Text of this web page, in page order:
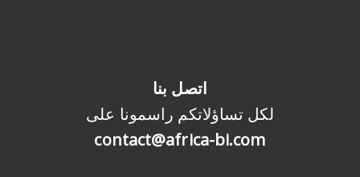
اتصل بنا
لكل تساؤلاتكم راسمونا على
contact@africa-bi.com